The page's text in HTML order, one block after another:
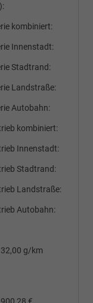
kombiniert:
Innenstadt:
Stadtrand:
Landstraße:
Autobahn:
kombiniert:
Innenstadt:
Stadtrand:
Landstraße:
Autobahn:
32,00 g/km